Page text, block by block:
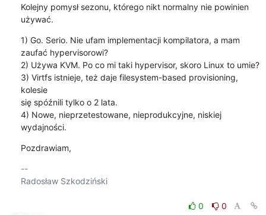
Kolejny pomysł sezonu, którego nikt normalny nie powinien
używać.
1) Go. Serio. Nie ufam implementacji kompilatora, a mam
zaufać hypervisorowi?
2) Używa KVM. Po co mi taki hypervisor, skoro Linux to umie?
3) Virtfs istnieje, też daje filesystem-based provisioning,
kolesie
się spóźnili tylko o 2 lata.
4) Nowe, nieprzetestowane, nieprodukcyjne, niskiej
wydajności.
Pozdrawiam,
--
Radosław Szkodziński
0
0